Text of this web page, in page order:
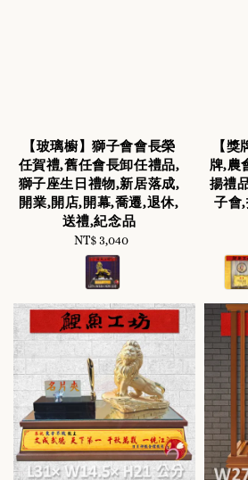
【玻璃櫥】獅子會會長榮
任賀禮,舊任會長卸任禮品,
獅子座生日禮物,新居落成,
開業,開店,開幕,喬遷,退休,
送禮,紀念品
Regular
price
NT$ 3,040
【
牌,農
揚禮
子會